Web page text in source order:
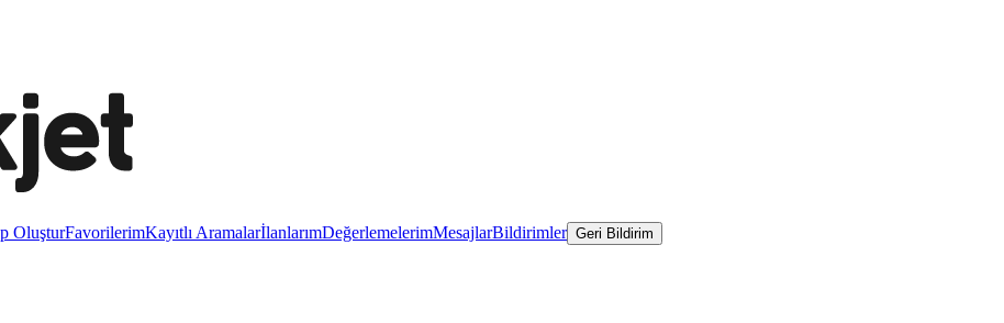
OluşturFavorilerimKayıtlı AramalarİlanlarımDeğerlemelerimMesajlarBildirimler Geri Bildirim